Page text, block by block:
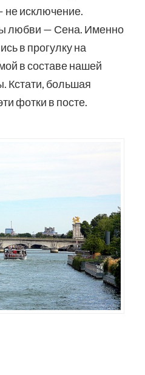
не исключение.
любви — Сена. Именно
в прогулку на
в составе нашей
Кстати, большая
фотки в посте.